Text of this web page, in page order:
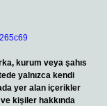
kurum veya şahıs
yalnızca kendi
yer alan içerikler
kişiler hakkında